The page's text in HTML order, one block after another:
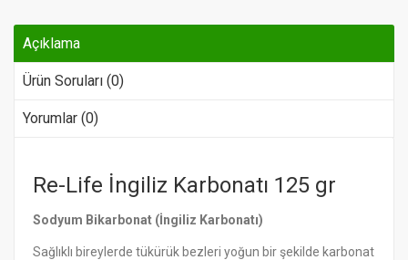
Açıklama
Ürün Soruları (0)
Yorumlar (0)
Re-Life İngiliz Karbonatı 125 gr
Sodyum Bikarbonat (İngiliz Karbonatı)
Sağlıklı bireylerde tükürük bezleri yoğun bir şekilde karbonat